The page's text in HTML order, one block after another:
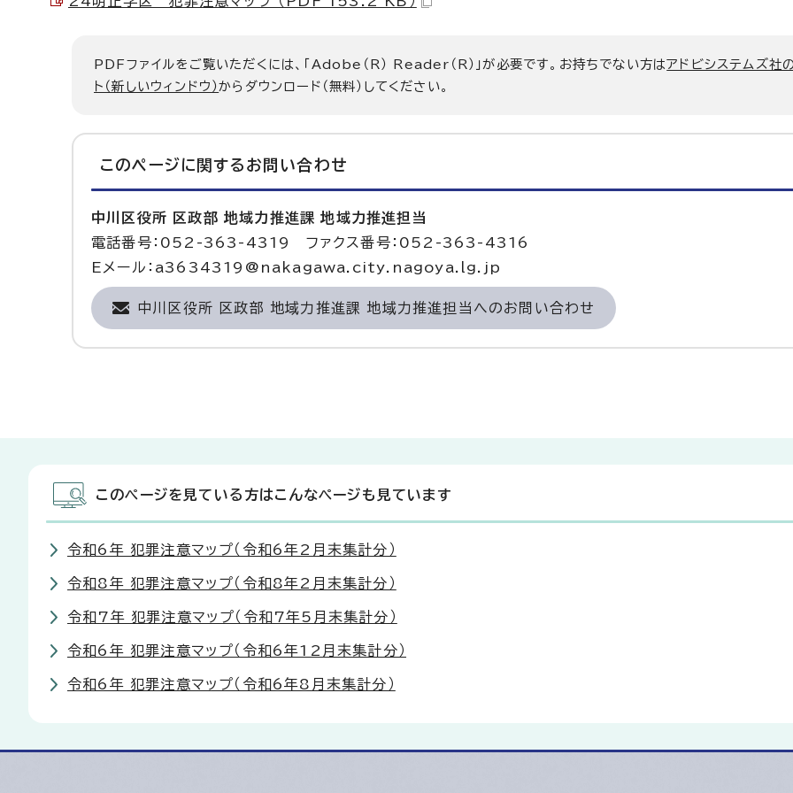
PDFファイルをご覧いただくには、「Adobe（R） Reader（R）」が必要です。お持ちでない方はアドビシステムズ社
ト（新しいウィンドウ）からダウンロード（無料）してください。
このページに関する お問い合わせ
中川区役所 区政部 地域力推進課 地域力推進担当
電話番号：052-363-4319 ファクス番号：052-363-4316
Eメール：a3634319@nakagawa.city.nagoya.lg.jp
中川区役所 区政部 地域力推進課 地域力推進担当へのお問い合わせ
このページを見ている方はこんなページも見ています
令和6年 犯罪注意マップ（令和6年2月末集計分）
令和8年 犯罪注意マップ（令和8年2月末集計分）
令和7年 犯罪注意マップ（令和7年5月末集計分）
令和6年 犯罪注意マップ（令和6年12月末集計分）
令和6年 犯罪注意マップ（令和6年8月末集計分）